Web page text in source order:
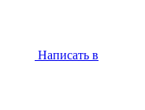
Написать в